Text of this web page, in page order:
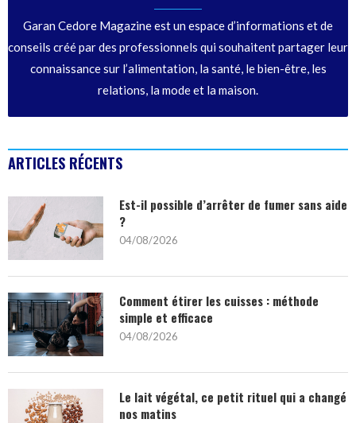
Garan Cedore Magazine est un espace d’informations et de
conseils créé par des professionnels qui souhaitent partager leur
connaissance sur l’alimentation, la santé, le bien-être, les
relations, la mode et la maison.
ARTICLES RÉCENTS
Est-il possible d’arrêter de fumer sans aide
?
04/08/2026
Comment étirer les cuisses : méthode
simple et efficace
04/08/2026
Le lait végétal, ce petit rituel qui a changé
nos matins